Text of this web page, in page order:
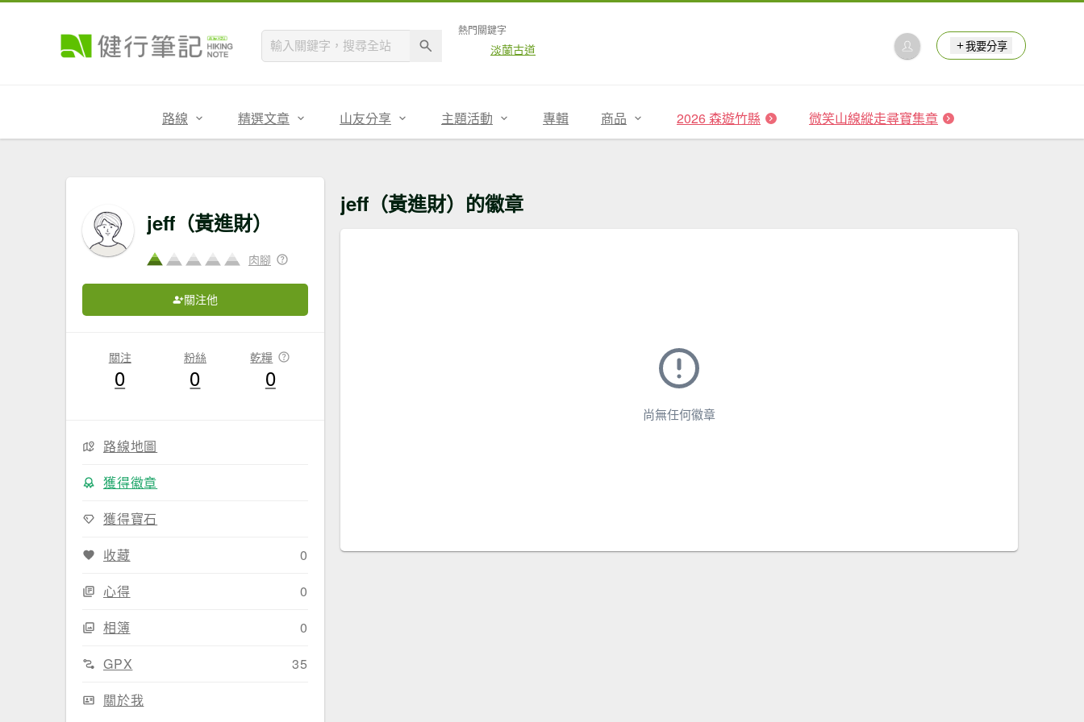
熱門關鍵字
淡蘭古道 我要分享
路線 精選文章 山友分享 主題活動 專輯 商品 2026 森遊竹縣 微笑山線縱走尋寶集章
jeff（黃進財）
肉腳
關注他
關注
0
粉絲
0
乾糧
0
路線地圖
獲得徽章
獲得寶石
收藏
0
心得
0
相簿
0
GPX
35
關於我
jeff（黃進財）的徽章
尚無任何徽章